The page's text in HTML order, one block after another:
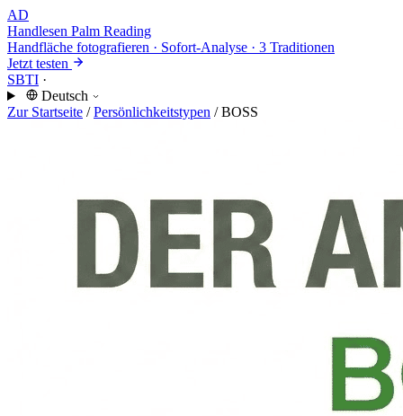
AD
Handlesen Palm Reading
Handfläche fotografieren · Sofort-Analyse · 3 Traditionen
Jetzt testen
SBTI ·
Deutsch
Zur Startseite / Persönlichkeitstypen / BOSS